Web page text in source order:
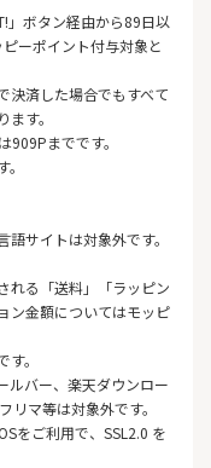
」ボタン経由から89日以
ーポイント付与対象と
決済した場合でもすべて
す。
までです。
サイトは対象外です。
れる「送料」「ラッピン
ン金額についてはモッピ
。
ルバー、楽天ダウンロー
マ等は対象外です。
をご利用で、SSL2.0 を